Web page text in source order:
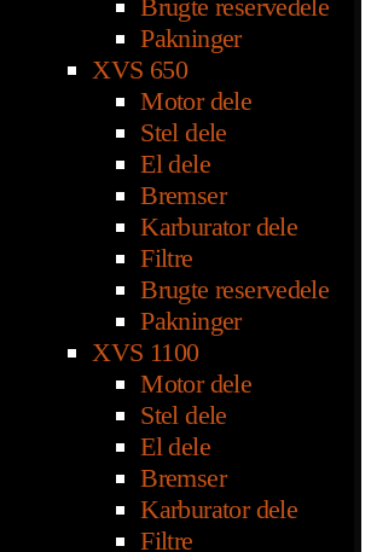
Brugte reservedele
Pakninger
XVS 650
Motor dele
Stel dele
El dele
Bremser
Karburator dele
Filtre
Brugte reservedele
Pakninger
XVS 1100
Motor dele
Stel dele
El dele
Bremser
Karburator dele
Filtre